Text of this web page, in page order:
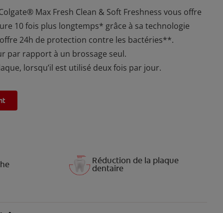
Max Fresh Clean & Soft Freshness vous offre
10 fois plus longtemps* grâce à sa technologie
offre 24h de protection contre les bactéries**.
par rapport à un brossage seul.
lorsqu’il est utilisé deux fois par jour.
Réduction de la plaque
dentaire